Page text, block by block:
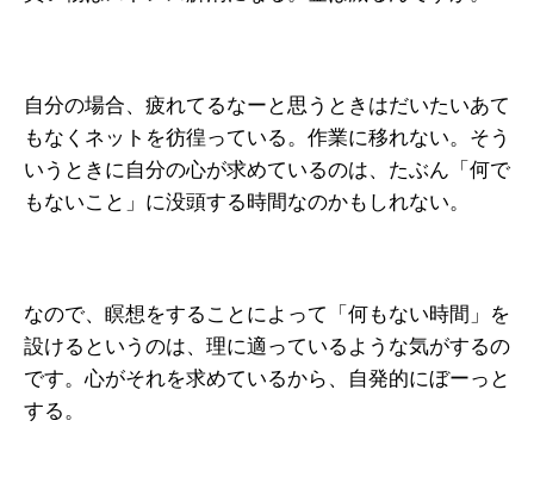
自分の場合、疲れてるなーと思うときはだいたいあて
もなくネットを彷徨っている。作業に移れない。そう
いうときに自分の心が求めているのは、たぶん「何で
もないこと」に没頭する時間なのかもしれない。
なので、瞑想をすることによって「何もない時間」を
設けるというのは、理に適っているような気がするの
です。心がそれを求めているから、自発的にぼーっと
する。